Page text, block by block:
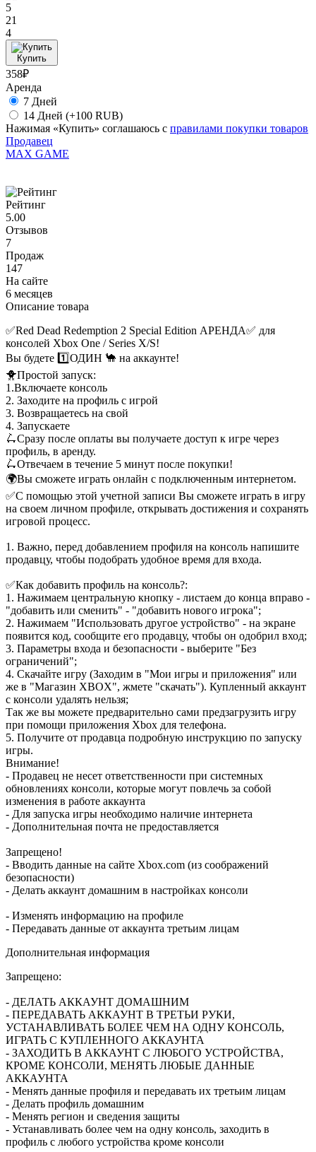
5
21
4
Купить
358₽
Аренда
7 Дней
14 Дней (+100 RUB)
Нажимая «Купить» соглашаюсь с правилами покупки товаров
Продавец
MAX GAME
Рейтинг
5.00
Отзывов
7
Продаж
147
На сайте
6 месяцев
Описание товара
✅Red Dead Redemption 2 Special Edition АРЕНДА✅ для
консолей Xbox One / Series X/S!
Вы будете 1️⃣ОДИН 🐪 на аккаунте!
🐥Простой запуск:
1.Включаете консоль
2. Заходите на профиль с игрой
3. Возвращаетесь на свой
4. Запускаете
🛴Сразу после оплаты вы получаете доступ к игре через
профиль, в аренду.
🛴Отвечаем в течение 5 минут после покупки!
🌍Вы сможете играть онлайн с подключенным интернетом.
✅C помощью этой учетной записи Вы сможете играть в игру
на своем личном профиле, открывать достижения и сохранять
игровой процесс.
1. Важно, перед добавлением профиля на консоль напишите
продавцу, чтобы подобрать удобное время для входа.
✅Как добавить профиль на консоль?:
1. Нажимаем центральную кнопку - листаем до конца вправо -
"добавить или сменить" - "добавить нового игрока";
2. Нажимаем "Использовать другое устройство" - на экране
появится код, сообщите его продавцу, чтобы он одобрил вход;
3. Параметры входа и безопасности - выберите "Без
ограничений";
4. Скачайте игру (Заходим в "Мои игры и приложения" или
же в "Магазин XBOX", жмете "скачать"). Купленный аккаунт
с консоли удалять нельзя;
Так же вы можете предварительно сами предзагрузить игру
при помощи приложения Xbox для телефона.
5. Получите от продавца подробную инструкцию по запуску
игры.
Внимание!
- Продавец не несет ответственности при системных
обновлениях консоли, которые могут повлечь за собой
изменения в работе аккаунта
- Для запуска игры необходимо наличие интернета
- Дополнительная почта не предоставляется
Запрещено!
- Вводить данные на сайте Xbox.com (из соображений
безопасности)
- Делать аккаунт домашним в настройках консоли
- Изменять информацию на профиле
- Передавать данные от аккаунта третьим лицам
Дополнительная информация
Запрещено:
- ДЕЛАТЬ АККАУНТ ДОМАШНИМ
- ПЕРЕДАВАТЬ АККАУНТ В ТРЕТЬИ РУКИ,
УСТАНАВЛИВАТЬ БОЛЕЕ ЧЕМ НА ОДНУ КОНСОЛЬ,
ИГРАТЬ С КУПЛЕННОГО АККАУНТА
- ЗАХОДИТЬ В АККАУНТ С ЛЮБОГО УСТРОЙСТВА,
КРОМЕ КОНСОЛИ, МЕНЯТЬ ЛЮБЫЕ ДАННЫЕ
АККАУНТА
- Менять данные профиля и передавать их третьим лицам
- Делать профиль домашним
- Менять регион и сведения защиты
- Устанавливать более чем на одну консоль, заходить в
профиль с любого устройства кроме консоли